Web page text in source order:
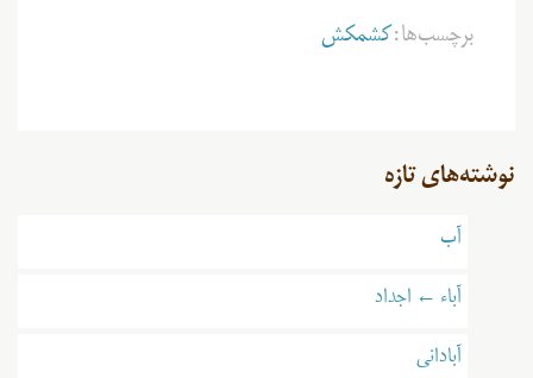
برچسب‌ها: کشمکش
نوشته‌های تازه
آب
آباء ← اجداد
آبادانی